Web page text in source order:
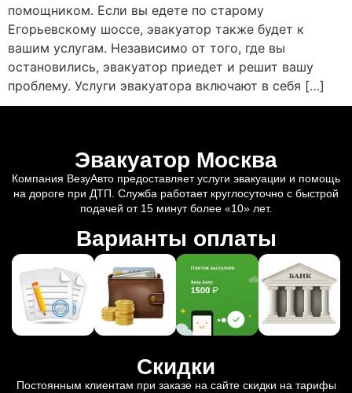
помощником. Если вы едете по старому
Егорьевскому шоссе, эвакуатор также будет к
вашим услугам. Независимо от того, где вы
остановились, эвакуатор приедет и решит вашу
проблему. Услуги эвакуатора включают в себя […]
Эвакуатор Москва
Компания ВезуАвто предоставляет услуги эвакуации и помощь
на дороге при ДТП. Служба работает круглосуточно с быстрой
подачей от 15 минут более «10» лет.
Варианты оплаты
Скидки
Постоянным клиентам при заказе на сайте скидки на тарифы